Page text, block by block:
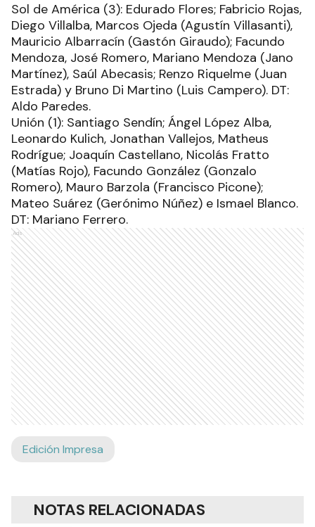
Sol de América (3): Edurado Flores; Fabricio Rojas,
Diego Villalba, Marcos Ojeda (Agustín Villasanti),
Mauricio Albarracín (Gastón Giraudo); Facundo
Mendoza, José Romero, Mariano Mendoza (Jano
Martínez), Saúl Abecasis; Renzo Riquelme (Juan
Estrada) y Bruno Di Martino (Luis Campero). DT:
Aldo Paredes.
Unión (1): Santiago Sendín; Ángel López Alba,
Leonardo Kulich, Jonathan Vallejos, Matheus
Rodrígue; Joaquín Castellano, Nicolás Fratto
(Matías Rojo), Facundo González (Gonzalo
Romero), Mauro Barzola (Francisco Picone);
Mateo Suárez (Gerónimo Núñez) e Ismael Blanco.
DT: Mariano Ferrero.
Ads
Edición Impresa
NOTAS RELACIONADAS